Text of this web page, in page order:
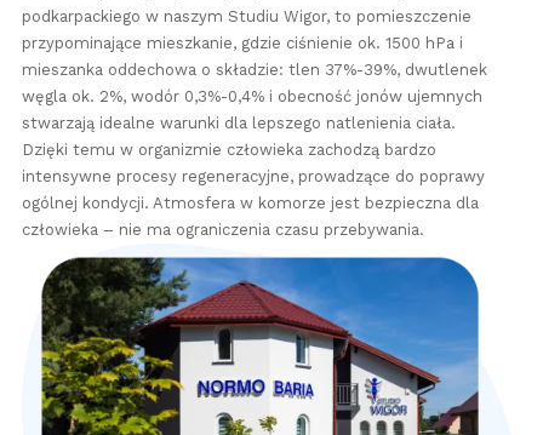
podkarpackiego w naszym Studiu Wigor, to pomieszczenie
przypominające mieszkanie, gdzie ciśnienie ok. 1500 hPa i
mieszanka oddechowa o składzie: tlen 37%-39%, dwutlenek
węgla ok. 2%, wodór 0,3%-0,4% i obecność jonów ujemnych
stwarzają idealne warunki dla lepszego natlenienia ciała.
Dzięki temu w organizmie człowieka zachodzą bardzo
intensywne procesy regeneracyjne, prowadzące do poprawy
ogólnej kondycji. Atmosfera w komorze jest bezpieczna dla
człowieka – nie ma ograniczenia czasu przebywania.